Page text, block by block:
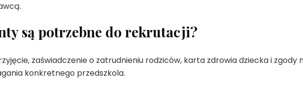
są potrzebne do rekrutacji?
zaświadczenie o zatrudnieniu rodziców, karta zdrowia dziecka i zgody
konkretnego przedszkola.